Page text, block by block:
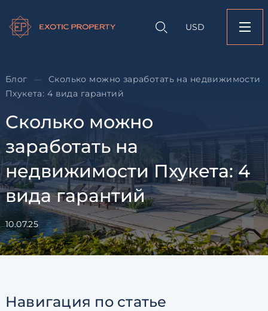
USD
Блог —
Сколько можно заработать на недвижимости
Пхукета: 4 вида гарантий
Сколько можно
заработать на
недвижимости Пхукета: 4
вида гарантий
10.07.25
Навигация по статье
Оставить
Согласен с
по обработке
Я даю согласие на
рассылок
объекту
Сколько можно
недвижимости
Оставьте заявку и
недвижимости